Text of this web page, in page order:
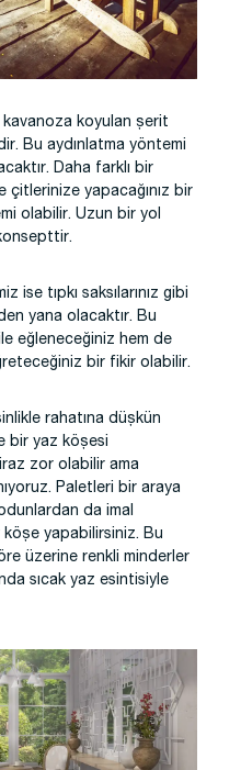
koyulan şerit
Bu aydınlatma yöntemi
Daha farklı bir
çitlerinize yapacağınız bir
olabilir. Uzun bir yol
ise tıpkı saksılarınız gibi
yana olacaktır. Bu
eğleneceğiniz hem de
bir fikir olabilir.
rahatına düşkün
bir yaz köşesi
zor olabilir ama
Paletleri bir araya
da imal
yapabilirsiniz. Bu
üzerine renkli minderler
sıcak yaz esintisiyle